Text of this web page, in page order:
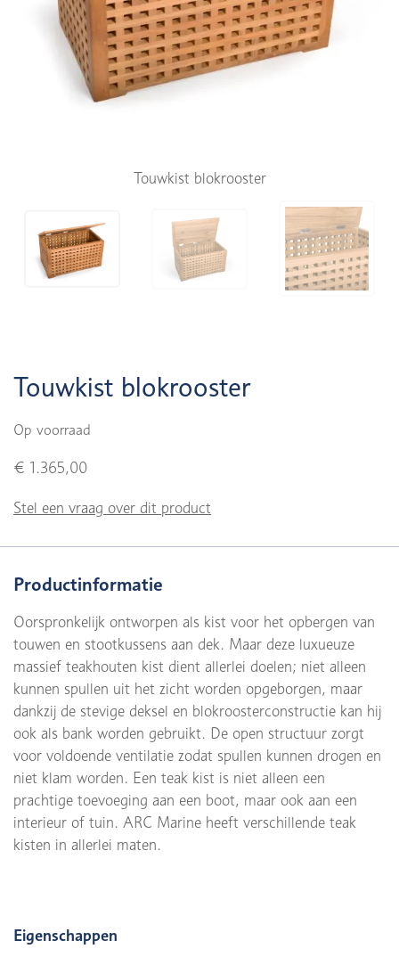
Touwkist blokrooster
Touwkist blokrooster
Op voorraad
€ 1.365,00
Stel een vraag over dit product
Productinformatie
Oorspronkelijk ontworpen als kist voor het opbergen van
touwen en stootkussens aan dek. Maar deze luxueuze
massief teakhouten kist dient allerlei doelen; niet alleen
kunnen spullen uit het zicht worden opgeborgen, maar
dankzij de stevige deksel en blokroosterconstructie kan hij
ook als bank worden gebruikt. De open structuur zorgt
voor voldoende ventilatie zodat spullen kunnen drogen en
niet klam worden. Een teak kist is niet alleen een
prachtige toevoeging aan een boot, maar ook aan een
interieur of tuin. ARC Marine heeft verschillende teak
kisten in allerlei maten.
Eigenschappen